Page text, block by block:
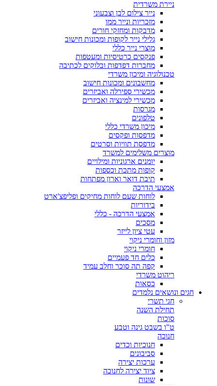
ניירת משרדית
נייר צילום לבן וצבעוני
מזכריות ונייר ממו
מדבקות ומחזקי חורים
גלילי נייר לקופות ומכונות חישוב
מוצרי נייר כללי
פנקסים כרטיסיות ומעטפות
מחברות דפדפות ובלוקים לכתיבה
טכנולוגיה ומיכון משרדי
מחשבונים ומכונות חישוב
מכשירי ספירלה ואביזרים
מכשירי למינציה ואביזרים
מגרסות
טלפונים
מיכון משרדי כללי
מדפסות ופקסים
מדפסת תוויות וסרטים
מוצרים משלימים למשרד
יומנים ארגוניות ומילויים
קופות מתכת וכספות
תיבת דואר וארון מפתחות
אמצעי הדרכה
לוחות שעם לוחות מחיקים ופליפצ'ארט
בידוריות
אמצעי הדרכה - כללי
מסכים
עטי ציון לייזר
מזון וחומרי ניקוי
חומרי ניקוי
כלים חד פעמיים
קפה תה סוכר וחלב עמיד
ריהוט משרדי
כסאות
חגים ונושאים נלמדים
חגי תשרי
תחילת השנה
סוכות
ט"ו בשבט גינה וטבע
חנוכה
חנוכיות וכדים
סביבונים
ערכות יצירה
ציוד יצירה לחנוכה
שונות